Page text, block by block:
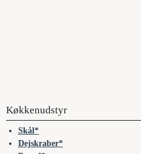
Køkkenudstyr
Skål
Dejskraber